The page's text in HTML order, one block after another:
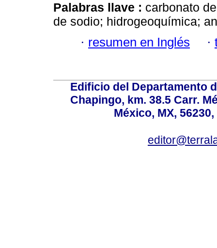
Palabras llave : carbonato
de sodio; hidrogeoquímica;
· resumen en Inglés ·
Edificio del Departamento
Chapingo, km. 38.5 Carr.
México, MX,